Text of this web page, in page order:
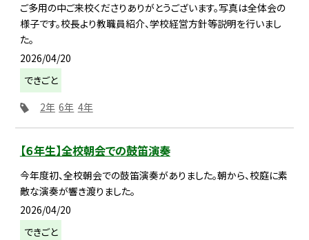
ご多用の中ご来校くださりありがとうございます。写真は全体会の
様子です。校長より教職員紹介、学校経営方針等説明を行いまし
た。
2026/04/20
できごと
2年 6年 4年
【６年生】全校朝会での鼓笛演奏
今年度初、全校朝会での鼓笛演奏がありました。朝から、校庭に素
敵な演奏が響き渡りました。
2026/04/20
できごと